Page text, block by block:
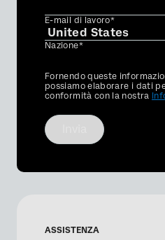
E-mail di lavoro*
Nazione*
Privacy
Optin
Fornendo queste
possiamo elaborare i dati
conformità con la nostra
ASSISTENZA